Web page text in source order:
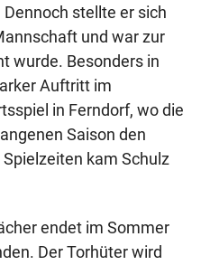
stellte er sich
und war zur
wurde. Besonders in
Auftritt im
in Ferndorf, wo die
Saison den
kam Schulz
endet im Sommer
Der Torhüter wird